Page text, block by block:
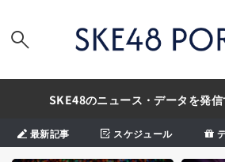
SKE48のニュース・データを発
最新記事 スケジュール